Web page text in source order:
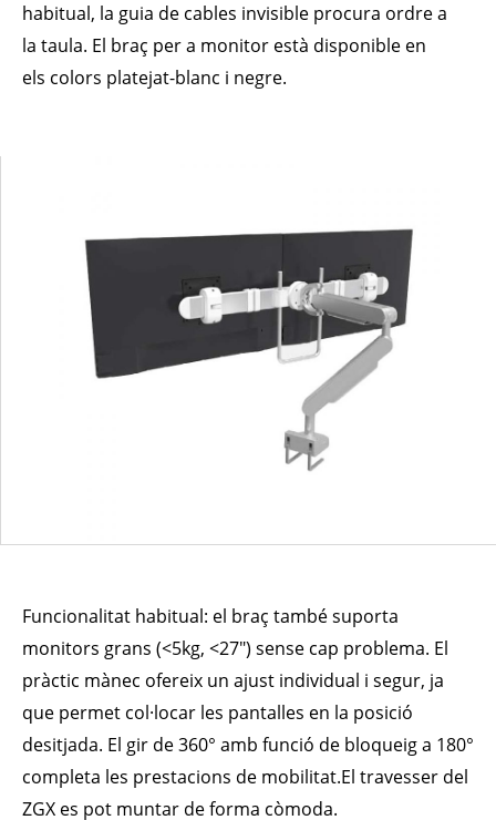
habitual, la guia de cables invisible procura ordre a
la taula. El braç per a monitor està disponible en
els colors platejat-blanc i negre.
Funcionalitat habitual: el braç també suporta
monitors grans (<5kg, <27″) sense cap problema. El
pràctic mànec ofereix un ajust individual i segur, ja
que permet col·locar les pantalles en la posició
desitjada. El gir de 360° amb funció de bloqueig a 180°
completa les prestacions de mobilitat.El travesser del
ZGX es pot muntar de forma còmoda.